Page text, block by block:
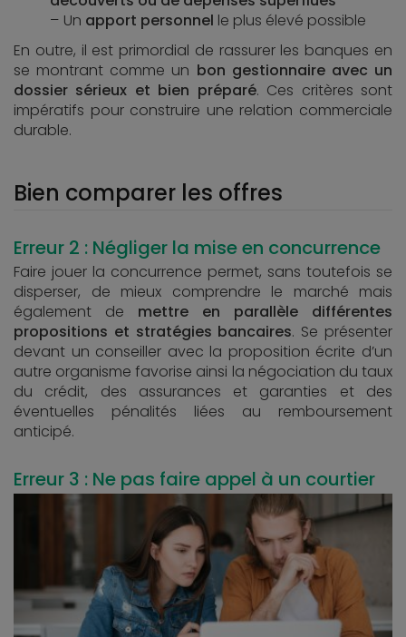
Un apport personnel le plus élevé possible
En outre, il est primordial de rassurer les banques en
se montrant comme un bon gestionnaire avec un
dossier sérieux et bien préparé. Ces critères sont
impératifs pour construire une relation commerciale
durable.
Bien comparer les offres
Erreur 2 : Négliger la mise en concurrence
Faire jouer la concurrence permet, sans toutefois se
disperser, de mieux comprendre le marché mais
également de mettre en parallèle différentes
propositions et stratégies bancaires. Se présenter
devant un conseiller avec la proposition écrite d’un
autre organisme favorise ainsi la négociation du taux
du crédit, des assurances et garanties et des
éventuelles pénalités liées au remboursement
anticipé.
Erreur 3 : Ne pas faire appel à un courtier